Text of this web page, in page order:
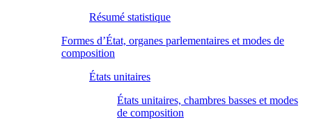
Résumé statistique
Formes d’État, organes parlementaires et modes de
composition
États unitaires
États unitaires, chambres basses et modes
de composition